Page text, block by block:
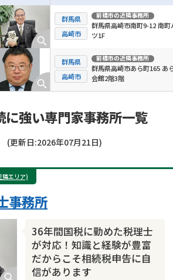
群馬県
高崎市
前橋市の近隣事務所
群馬県高崎市南町9-12 南町
ツ1F
群馬県
高崎市
前橋市の近隣事務所
群馬県高崎市あら町165 あ
会館2階3階
に強い専門家事務所一覧
(更新日:2026年07月21日)
隣エリア)
36年間国税に勤めた税理士
が対応！知識と経験が豊富
だからこそ相続税申告に自
信があります
事務所